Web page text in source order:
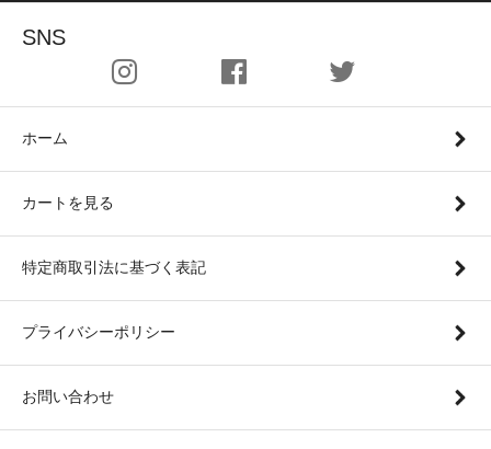
SNS
ホーム
カートを見る
特定商取引法に基づく表記
プライバシーポリシー
お問い合わせ